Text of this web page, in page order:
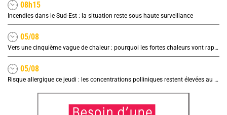
08h15
Incendies dans le Sud-Est : la situation reste sous haute surveillance
05/08
Vers une cinquième vague de chaleur : pourquoi les fortes chaleurs vont rapidement revenir en France
05/08
Risque allergique ce jeudi : les concentrations polliniques restent élevées au nord